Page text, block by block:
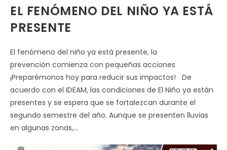
Contra
La
EL FENÓMENO DEL NIÑO YA ESTÁ
PRESENTE
El fenómeno del niño ya está presente, la
prevención comienza con pequeñas acciones
¡Preparémonos hoy para reducir sus impactos! De
acuerdo con el IDEAM, las condiciones de El Niño ya están
presentes y se espera que se fortalezcan durante el
segundo semestre del año. Aunque se presenten lluvias
en algunas zonas,…